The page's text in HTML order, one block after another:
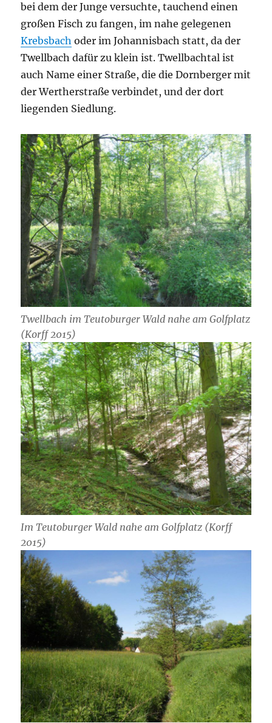
bei dem der Junge versuchte, tauchend einen
großen Fisch zu fangen, im nahe gelegenen
Krebsbach oder im Johannisbach statt, da der
Twellbach dafür zu klein ist. Twellbachtal ist
auch Name einer Straße, die die Dornberger mit
der Wertherstraße verbindet, und der dort
liegenden Siedlung.
Twellbach im Teutoburger Wald nahe am Golfplatz
(Korff 2015)
Im Teutoburger Wald nahe am Golfplatz (Korff
2015)